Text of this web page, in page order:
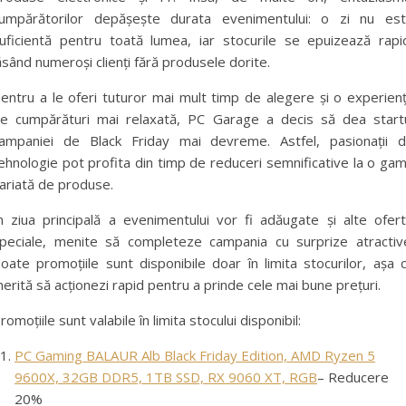
depășește durata evenimentului: o zi nu
pentru toată lumea, iar stocurile se epuizează
numeroși clienți fără produsele dorite.
a le oferi tuturor mai mult timp de alegere și o
cumpărături mai relaxată, PC Garage a decis să dea
de Black Friday mai devreme. Astfel, pasionații
pot profita din timp de reduceri semnificative la o
de produse.
ziua principală a evenimentului vor fi adăugate și alte
menite să completeze campania cu surprize
promoțiile sunt disponibile doar în limita stocurilor, așa
să acționezi rapid pentru a prinde cele mai bune prețuri.
sunt valabile în limita stocului disponibil:
PC Gaming BALAUR Alb Black Friday Edition, AMD Ryzen 5
9600X, 32GB DDR5, 1TB SSD, RX 9060 XT, RGB– Reducere
20%